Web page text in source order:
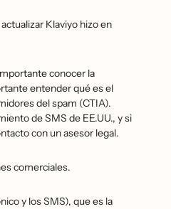
Klaviyo hizo en
conocer la
entender qué es el
del spam (CTIA).
de SMS de EE.UU., y si
con un asesor legal.
comerciales.
y los SMS), que es la